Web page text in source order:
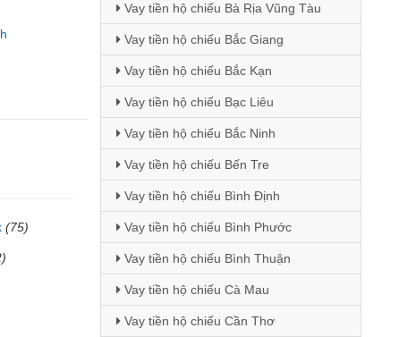
(75)
Vay tiền hộ chiếu Bà Rịa Vũng Tàu
Vay tiền hộ chiếu Bắc Giang
Vay tiền hộ chiếu Bắc Kạn
Vay tiền hộ chiếu Bạc Liêu
Vay tiền hộ chiếu Bắc Ninh
Vay tiền hộ chiếu Bến Tre
Vay tiền hộ chiếu Bình Định
Vay tiền hộ chiếu Bình Phước
Vay tiền hộ chiếu Bình Thuận
Vay tiền hộ chiếu Cà Mau
Vay tiền hộ chiếu Cần Thơ